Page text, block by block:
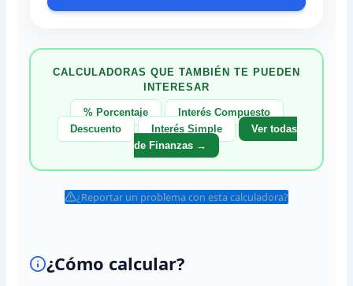
CALCULADORAS QUE TAMBIÉN TE PUEDEN
INTERESAR
% Porcentaje
Interés Compuesto
Descuento
Interés Simple
Ver todas
de Finanzas →
¿Reportar un problema con esta calculadora?
¿Cómo calcular?